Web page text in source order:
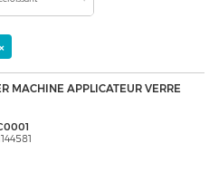
×
MACHINE APPLICATEUR VERRE